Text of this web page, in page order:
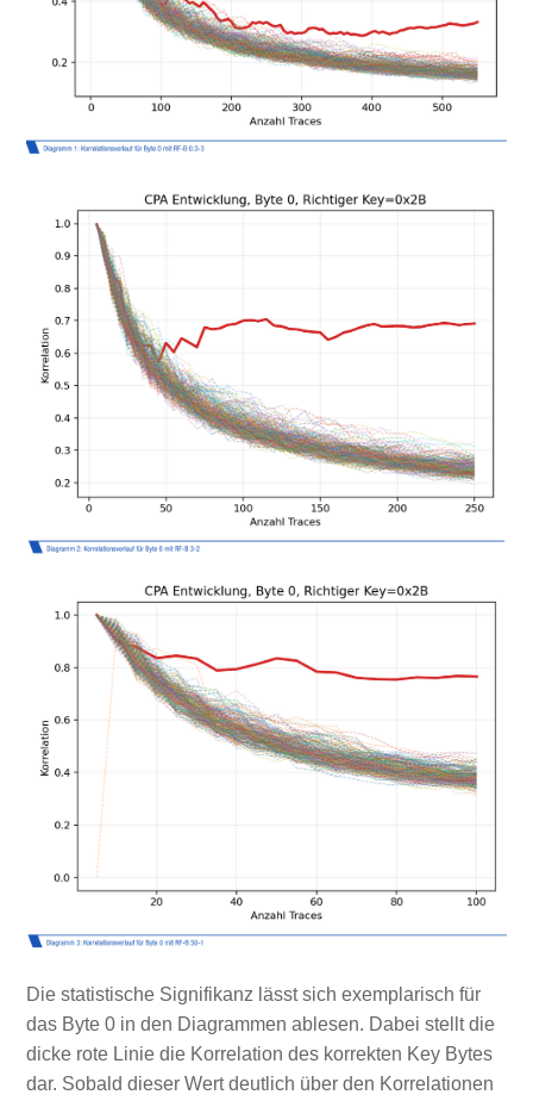
Die statistische Signifikanz lässt sich exemplarisch für
das Byte 0 in den Diagrammen ablesen. Dabei stellt die
dicke rote Linie die Korrelation des korrekten Key Bytes
dar. Sobald dieser Wert deutlich über den Korrelationen